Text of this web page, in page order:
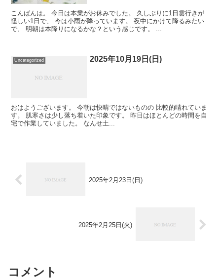
こんばんは。 今日は本業がお休みでした。 久しぶりに1日雲行きが
怪しい1日で、 今は小雨が降っています。 夜中にかけて降るみたい
で、 明朝は本降りになるかな？という感じです。 ...
Uncategorized 2025年10月19日(日)
おはようございます。 今朝は快晴ではないものの 比較的晴れていま
す。 肌寒さは少し落ち着いた印象です。 昨日はほとんどの時間を自
宅で作業していました。 なんせ土...
2025年2月23日(日)
2025年2月25日(火)
コメント